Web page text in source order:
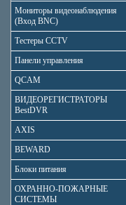
Мониторы видеонаблюдения
(Вход BNC)
Тестеры CCTV
Панели управления
QCAM
ВИДЕОРЕГИСТРАТОРЫ
BestDVR
AXIS
BEWARD
Блоки питания
ОХРАННО-ПОЖАРНЫЕ
СИСТЕМЫ